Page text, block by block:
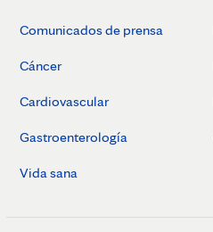
Comunicados de prensa
Cáncer
Cardiovascular
Gastroenterología
Vida sana